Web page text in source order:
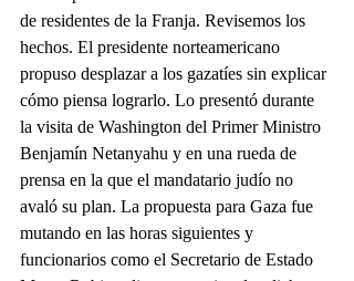
de residentes de la Franja. Revisemos los
hechos. El presidente norteamericano
propuso desplazar a los gazatíes sin explicar
cómo piensa lograrlo. Lo presentó durante
la visita de Washington del Primer Ministro
Benjamín Netanyahu y en una rueda de
prensa en la que el mandatario judío no
avaló su plan. La propuesta para Gaza fue
mutando en las horas siguientes y
funcionarios como el Secretario de Estado